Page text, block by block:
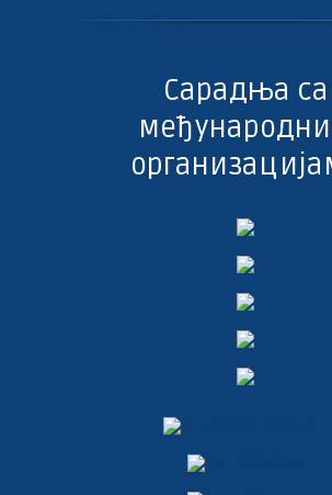
Сарадња са